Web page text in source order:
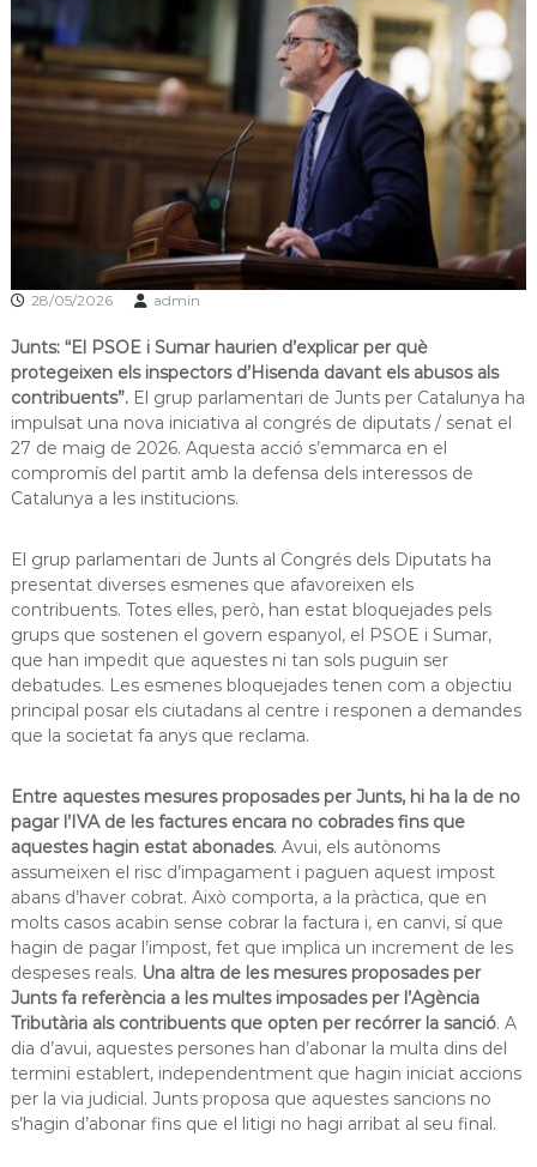
e
L
l
o
b
e
g
ó
d
E
s
p
u
g
u
s
e
L
l
o
b
r
a
28/05/2026 admin
Junts: “El PSOE i Sumar haurien d’explicar per què
protegeixen els inspectors d’Hisenda davant els abusos als
contribuents”.El grup parlamentari de Junts per Catalunya ha
impulsat una nova iniciativa al congrés de diputats / senat el
27 de maig de 2026. Aquesta acció s’emmarca en el
compromís del partit amb la defensa dels interessos de
Catalunya a les institucions.
El grup parlamentari de Junts al Congrés dels Diputats ha
presentat diverses esmenes que afavoreixen els
contribuents. Totes elles, però, han estat bloquejades pels
grups que sostenen el govern espanyol, el PSOE i Sumar,
que han impedit que aquestes ni tan sols puguin ser
debatudes. Les esmenes bloquejades tenen com a objectiu
principal posar els ciutadans al centre i responen a demandes
que la societat fa anys que reclama.
Entre aquestes mesures proposades per Junts, hi ha la de no
pagar l’IVA de les factures encara no cobrades fins que
aquestes hagin estat abonades. Avui, els autònoms
assumeixen el risc d’impagament i paguen aquest impost
abans d’haver cobrat. Això comporta, a la pràctica, que en
molts casos acabin sense cobrar la factura i, en canvi, sí que
hagin de pagar l’impost, fet que implica un increment de les
despeses reals. Una altra de les mesures proposades per
Junts fa referència a les multes imposades per l’Agència
Tributària als contribuents que opten per recórrer la sanció. A
dia d’avui, aquestes persones han d’abonar la multa dins del
termini establert, independentment que hagin iniciat accions
per la via judicial. Junts proposa que aquestes sancions no
s’hagin d’abonar fins que el litigi no hagi arribat al seu final.